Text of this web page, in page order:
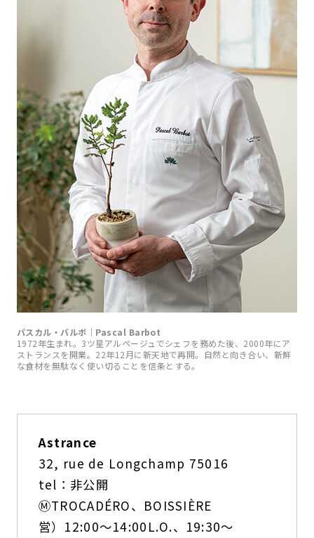
パスカル・バルボ｜Pascal Barbot
1972年生まれ。3ツ星アルページュでシェフを務めた後、2000年にア
ストランスを開業。22年12月に新天地で再開。自然と向き合い、新鮮
な食材を無駄なく使い切ることを信条とする。
Astrance
32, rue de Longchamp 75016
tel：非公開
ⓂTROCADÉRO、BOISSIÈRE
営）12:00～14:00L.O.、19:30～